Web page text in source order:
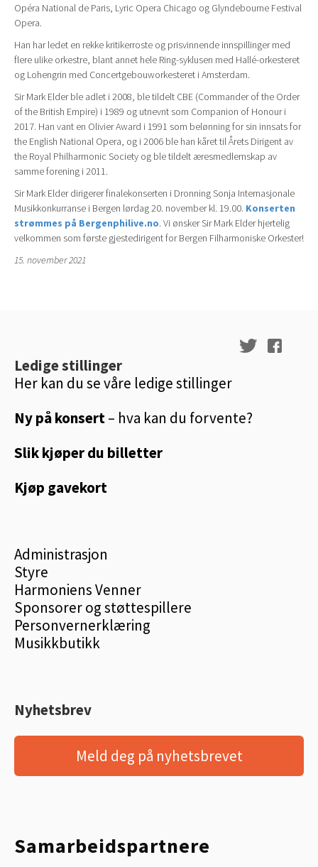
Opéra National de Paris, Lyric Opera Chicago og Glyndebourne Festival
Opera.
Han har ledet en rekke kritikerroste og prisvinnende innspillinger med
flere ulike orkestre, blant annet hele Ring-syklusen med Hallé-orkesteret
og Lohengrin med Concertgebouworkesteret i Amsterdam.
Sir Mark Elder ble adlet i 2008, ble tildelt CBE (Commander of the Order
of the British Empire) i 1989 og utnevnt som Companion of Honour i
2017. Han vant en Olivier Award i 1991 som belønning for sin innsats for
the English National Opera, og i 2006 ble han kåret til Årets Dirigent av
the Royal Philharmonic Society og ble tildelt æresmedlemskap av
samme forening i 2011.
Sir Mark Elder dirigerer finalekonserten i Dronning Sonja Internasjonale
Musikkonkurranse i Bergen lørdag 20. november kl. 19.00. Konserten
strømmes på Bergenphilive.no. Vi ønsker Sir Mark Elder hjertelig
velkommen som første gjestedirigent for Bergen Filharmoniske Orkester!
15. november 2021
Ledige stillinger
Her kan du se våre ledige stillinger
Ny på konsert– hva kan du forvente?
Slik kjøper du billetter
Kjøp gavekort
Administrasjon
Styre
Harmoniens Venner
Sponsorer og støttespillere
Personvernerklæring
Musikkbutikk
Nyhetsbrev
Meld deg på nyhetsbrevet
Samarbeidspartnere